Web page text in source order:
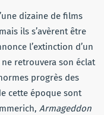
dizaine de films
ils s’avèrent être
l’extinction d’un
retrouvera son éclat
progrès des
cette époque sont
Armageddon